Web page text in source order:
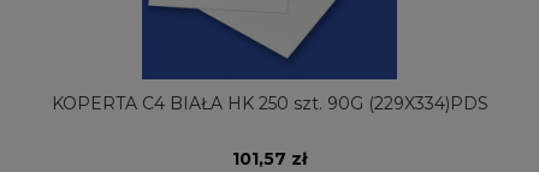
KOPERTA C4 BIAŁA HK 250 szt. 90G (229X334)PDS
101,57 zł